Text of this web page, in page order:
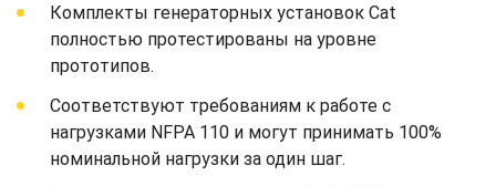
Комплекты генераторных установок Cat
полностью протестированы на уровне
прототипов.
Соответствуют требованиям к работе с
нагрузками NFPA 110 и могут принимать 100%
номинальной нагрузки за один шаг.